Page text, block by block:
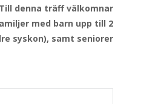
Till denna träff välkomnar
med barn upp till 2
syskon), samt seniorer.